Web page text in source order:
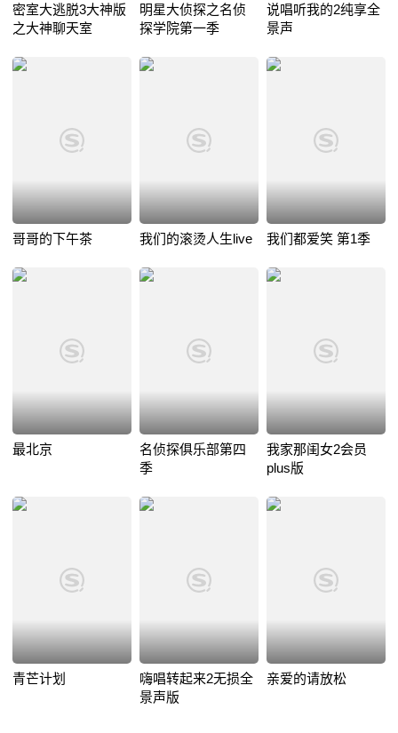
密室大逃脱3大神版
之大神聊天室
明星大侦探之名侦
探学院第一季
说唱听我的2纯享全
景声
哥哥的下午茶 我们的滚烫人生live 我们都爱笑 第1季
最北京
名侦探俱乐部第四
季
我家那闺女2会员
plus版
青芒计划
嗨唱转起来2无损全
景声版
亲爱的请放松